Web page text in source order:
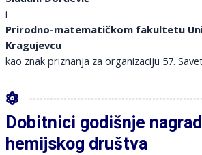
i
Prirodno-matematičkom fakultetu
Kragujevcu
kao znak priznanja za organizaciju 57.
Dobitnici godišnje
hemijskog društva